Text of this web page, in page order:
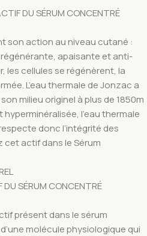
DU SÉRUM CONCENTRÉ
son action au niveau cutané :
apaisante et anti-
les cellules se régénèrent, la
L’eau thermale de Jonzac a
milieu originel à plus de 1850m
l’eau thermale
donc l’intégrité des
cet actif dans le Sérum
DU SÉRUM CONCENTRÉ
présent dans le sérum
molécule physiologique qui